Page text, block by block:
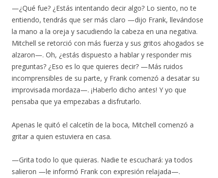
—¿Qué fue? ¿Estás intentando decir algo? Lo siento, no te
entiendo, tendrás que ser más claro —dijo Frank, llevándose
la mano a la oreja y sacudiendo la cabeza en una negativa.
Mitchell se retorció con más fuerza y sus gritos ahogados se
alzaron—. Oh, ¿estás dispuesto a hablar y responder mis
preguntas? ¿Eso es lo que quieres decir? —Más ruidos
incomprensibles de su parte, y Frank comenzó a desatar su
improvisada mordaza—. ¡Haberlo dicho antes! Y yo que
pensaba que ya empezabas a disfrutarlo.
Apenas le quitó el calcetín de la boca, Mitchell comenzó a
gritar a quien estuviera en casa.
—Grita todo lo que quieras. Nadie te escuchará: ya todos
salieron —le informó Frank con expresión relajada—.